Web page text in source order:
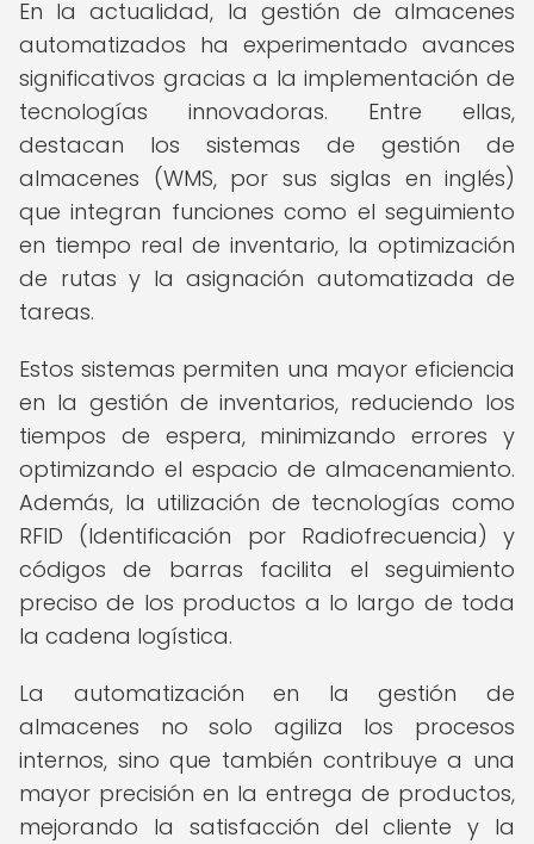
En la actualidad, la gestión de almacenes
automatizados ha experimentado avances
significativos gracias a la implementación de
tecnologías innovadoras. Entre ellas,
destacan los sistemas de gestión de
almacenes (WMS, por sus siglas en inglés)
que integran funciones como el seguimiento
en tiempo real de inventario, la optimización
de rutas y la asignación automatizada de
tareas.
Estos sistemas permiten una mayor eficiencia
en la gestión de inventarios, reduciendo los
tiempos de espera, minimizando errores y
optimizando el espacio de almacenamiento.
Además, la utilización de tecnologías como
RFID (Identificación por Radiofrecuencia) y
códigos de barras facilita el seguimiento
preciso de los productos a lo largo de toda
la cadena logística.
La automatización en la gestión de
almacenes no solo agiliza los procesos
internos, sino que también contribuye a una
mayor precisión en la entrega de productos,
mejorando la satisfacción del cliente y la